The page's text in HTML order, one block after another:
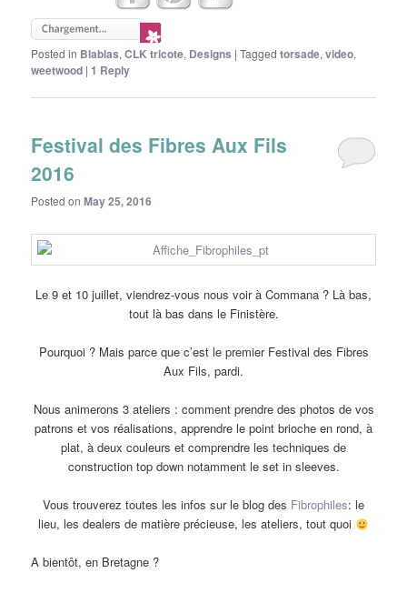
Posted in Blablas,CLK tricote, Designs |Tagged torsade,video,
weetwood | 1 Reply
Festival des Fibres Aux Fils
2016
Posted onMay 25, 2016
Le 9 et 10 juillet, viendrez-vous nous voir à Commana ? Là bas,
tout là bas dans le Finistère.
Pourquoi ? Mais parce que c’est le premier Festival des Fibres
Aux Fils, pardi.
Nous animerons 3 ateliers : comment prendre des photos de vos
patrons et vos réalisations, apprendre le point brioche en rond, à
plat, à deux couleurs et comprendre les techniques de
construction top down notamment le set in sleeves.
Vous trouverez toutes les infos sur le blog des Fibrophiles: le
lieu, les dealers de matière précieuse, les ateliers, tout quoi
A bientôt, en Bretagne ?